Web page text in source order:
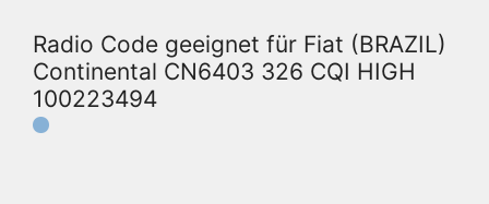
Radio Code geeignet für Fiat (BRAZIL)
Continental CN6403 326 CQI HIGH
100223494